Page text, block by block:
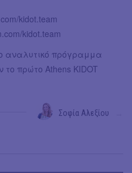
kidot.team
kidot.team
αναλυτικό πρόγραμμα
πρώτο Athens KIDOT
Σοφία Αλεξίου